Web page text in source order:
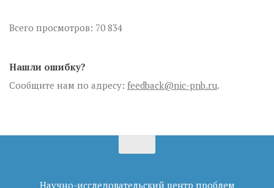
Всего просмотров: 70 834
Нашли ошибку?
Сообщите нам по адресу: feedback@nic-pnb.ru.
Научно-исследовательский центр проблем